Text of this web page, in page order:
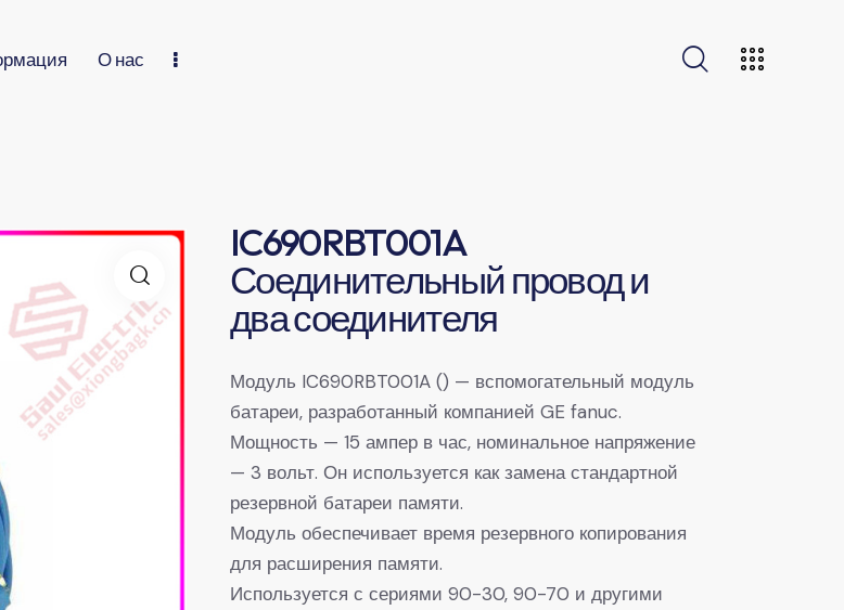
О нас
IC690RBT001A
Соединительный провод и
два соединителя
Модуль IC690RBT001A () — вспомогательный модуль
батареи, разработанный компанией GE fanuc.
Мощность — 15 ампер в час, номинальное напряжение
— 3 вольт. Он используется как замена стандартной
резервной батареи памяти.
Модуль обеспечивает время резервного копирования
для расширения памяти.
Используется с сериями 90-30, 90-70 и другими